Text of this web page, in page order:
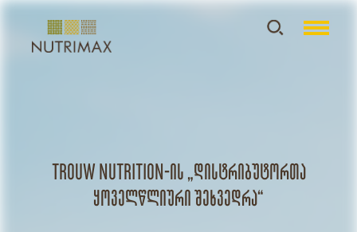
Trouw Nutrition-ის „დისტრიბუტორთა
ყოველწლიური შეხვედრა“